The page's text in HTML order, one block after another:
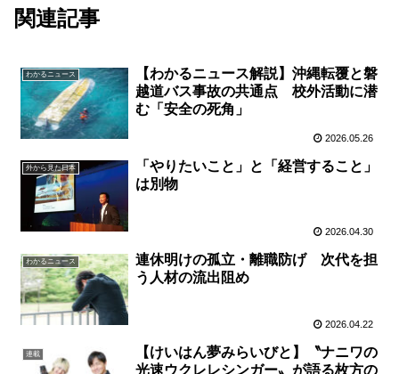
関連記事
わかるニュース
【わかるニュース解説】沖縄転覆と磐
越道バス事故の共通点 校外活動に潜
む「安全の死角」
2026.05.26
外から見た日本
「やりたいこと」と「経営すること」
は別物
2026.04.30
わかるニュース
連休明けの孤立・離職防げ 次代を担
う人材の流出阻め
2026.04.22
連載
【けいはん夢みらいびと】〝ナニワの
光速ウクレレシンガー〟が語る枚方の